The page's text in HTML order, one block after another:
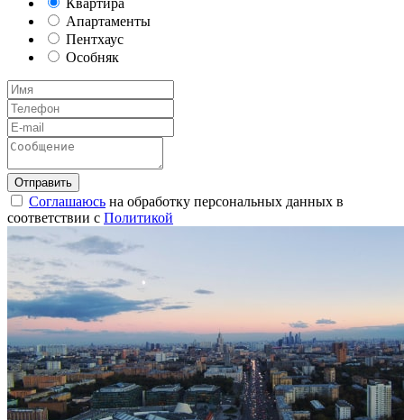
Квартира
Апартаменты
Пентхаус
Особняк
Соглашаюсь на обработку персональных данных в
соответствии с Политикой